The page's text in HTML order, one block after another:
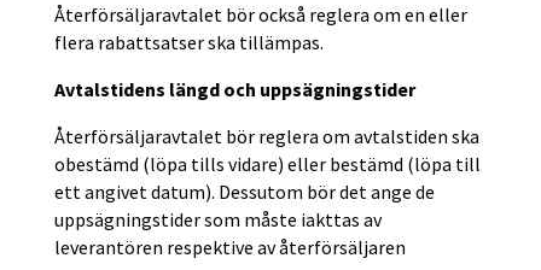
Återförsäljaravtalet bör också reglera om en eller
flera rabattsatser ska tillämpas.
Avtalstidens längd och uppsägningstider
Återförsäljaravtalet bör reglera om avtalstiden ska
obestämd (löpa tills vidare) eller bestämd (löpa till
ett angivet datum). Dessutom bör det ange de
uppsägningstider som måste iakttas av
leverantören respektive av återförsäljaren